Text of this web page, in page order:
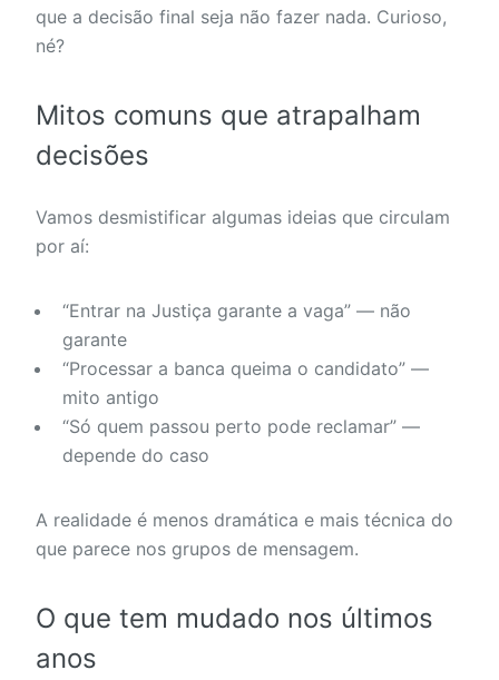
que a decisão final seja não fazer nada. Curioso,
né?
Mitos comuns que atrapalham
decisões
Vamos desmistificar algumas ideias que circulam
por aí:
“Entrar na Justiça garante a vaga” — não
garante
“Processar a banca queima o candidato” —
mito antigo
“Só quem passou perto pode reclamar” —
depende do caso
A realidade é menos dramática e mais técnica do
que parece nos grupos de mensagem.
O que tem mudado nos últimos
anos